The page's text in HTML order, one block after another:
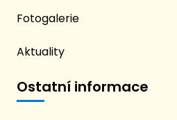
Fotogalerie
Aktuality
Ostatní informace